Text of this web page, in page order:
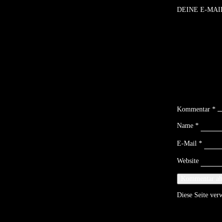
DEINE E-
Kommentar *
Name *
E-Mail *
Website
Diese Seite